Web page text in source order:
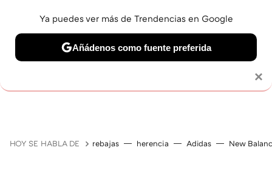
HOY SE HABLA DE rebajas herencia Adidas New
×
Ya puedes ver más de Trendencias en Google
Añádenos como fuente preferida